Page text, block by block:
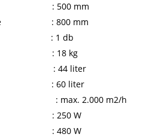
: 500 mm
: 800 mm
: 1 db
: 18 kg
: 44 liter
: 60 liter
: max. 2.000 m2/h
: 250 W
: 480 W